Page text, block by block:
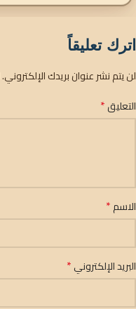
اترك تعليقاً
لن يتم نشر عنوان بريدك الإلكتروني.
التعليق*
الاسم*
البريد الإلكتروني*